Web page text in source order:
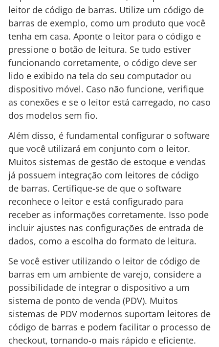
leitor de código de barras. Utilize um código de
barras de exemplo, como um produto que você
tenha em casa. Aponte o leitor para o código e
pressione o botão de leitura. Se tudo estiver
funcionando corretamente, o código deve ser
lido e exibido na tela do seu computador ou
dispositivo móvel. Caso não funcione, verifique
as conexões e se o leitor está carregado, no caso
dos modelos sem fio.
Além disso, é fundamental configurar o software
que você utilizará em conjunto com o leitor.
Muitos sistemas de gestão de estoque e vendas
já possuem integração com leitores de código
de barras. Certifique-se de que o software
reconhece o leitor e está configurado para
receber as informações corretamente. Isso pode
incluir ajustes nas configurações de entrada de
dados, como a escolha do formato de leitura.
Se você estiver utilizando o leitor de código de
barras em um ambiente de varejo, considere a
possibilidade de integrar o dispositivo a um
sistema de ponto de venda (PDV). Muitos
sistemas de PDV modernos suportam leitores de
código de barras e podem facilitar o processo de
checkout, tornando-o mais rápido e eficiente.